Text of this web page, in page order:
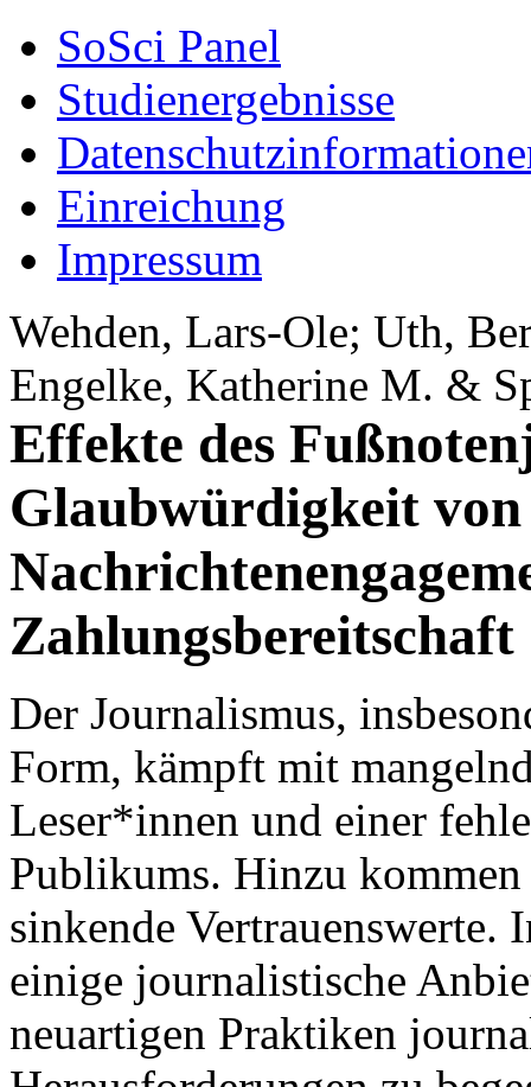
SoSci Panel
Studienergebnisse
Einreichung
Impressum
Wehden, Lars-Ole; Uth,
Engelke, Katherine M. &
Effekte des
Glaubwürdigkeit
Zahlungsbereitschaft
Der Journalismus,
Form, kämpft mit
Leser*innen und einer
Publikums. Hinzu
sinkende Vertrauenswerte.
einige journalistische
neuartigen Praktiken